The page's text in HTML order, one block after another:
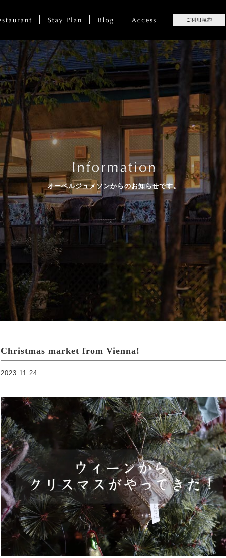
オーベルジュメソンからのお知らせです。
Christmas market from Vienna!
2023.11.24